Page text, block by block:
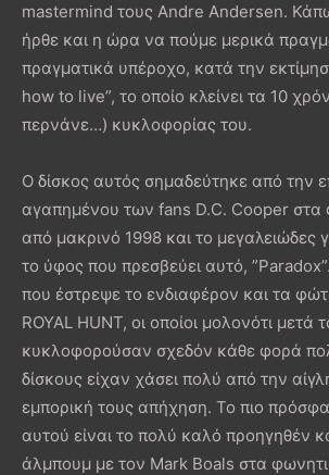
mastermind τους Andre Andersen.
ήρθε και η ώρα να πούμε μερικά
πραγματικά υπέροχο, κατά την
how to live”, το οποίο κλείνει τα 10
περνάνε…) κυκλοφορίας του.
Ο δίσκος αυτός σημαδεύτηκε από την
αγαπημένου των fans D.C. Cooper στα
από μακρινό 1998 και το μεγαλειώδες
το ύφος που πρεσβεύει αυτό,
που έστρεψε το ενδιαφέρον και τα
ROYAL HUNT, οι οποίοι μολονότι μετά
κυκλοφορούσαν σχεδόν κάθε φορά
δίσκους είχαν χάσει πολύ από την
εμπορική τους απήχηση. Το πιο
αυτού είναι το πολύ καλό προηγηθέν
άλμπουμ με τον Mark Boals στα